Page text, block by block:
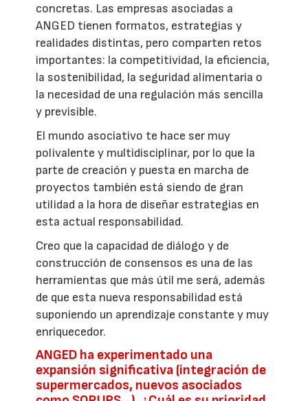
concretas. Las empresas asociadas a
ANGED tienen formatos, estrategias y
realidades distintas, pero comparten retos
importantes: la competitividad, la eficiencia,
la sostenibilidad, la seguridad alimentaria o
la necesidad de una regulación más sencilla
y previsible.
El mundo asociativo te hace ser muy
polivalente y multidisciplinar, por lo que la
parte de creación y puesta en marcha de
proyectos también está siendo de gran
utilidad a la hora de diseñar estrategias en
esta actual responsabilidad.
Creo que la capacidad de diálogo y de
construcción de consensos es una de las
herramientas que más útil me será, además
de que esta nueva responsabilidad está
suponiendo un aprendizaje constante y muy
enriquecedor.
ANGED ha experimentado una
expansión significativa (integración de
supermercados, nuevos asociados